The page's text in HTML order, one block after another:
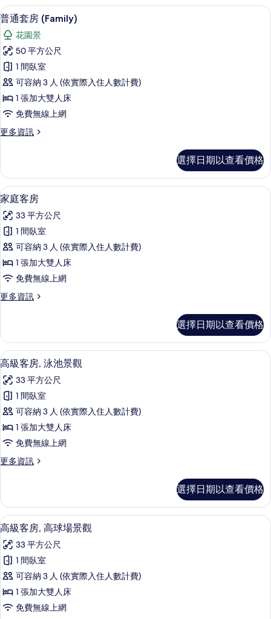
片
房
(Family)
的
詳
情
顯
示
普
通
套
房
(Family)
的
所
相
片
高級寢具、迷你吧、客房內保險箱、書
6
普通套房 (Family)
花園景
50 平方公尺
1 間臥室
可容納 3 人 (依實際入住人數計費)
1 張加大雙人床
免費無線上網
更多資訊
更
套
房
(Family)
的
詳
情
選擇日期以查看價格
顯
示
家
庭
客
房
所
相
片
高級寢具、迷你吧、客房內保險箱、書
4
家庭客房
33 平方公尺
1 間臥室
可容納 3 人 (依實際入住人數計費)
1 張加大雙人床
免費無線上網
更多資訊
更
客
房
的
情
選擇日期以查看價格
顯
示
高
級
客
房,
池
觀
的
所
有
相
片
高級寢具、迷你吧、客房內保險箱、書
5
高級客房, 泳池景觀
33 平方公尺
1 間臥室
可容納 3 人 (依實際入住人數計費)
1 張加大雙人床
免費無線上網
更多資訊
更
客
房,
泳
景
觀
的
詳
情
選擇日期以查看價格
顯
示
高
級
客
房,
高級寢具、迷你吧、客房內保險箱、書
5
高級客房, 高球場景觀
33 平方公尺
1 間臥室
可容納 3 人 (依實際入住人數計費)
1 張加大雙人床
免費無線上網